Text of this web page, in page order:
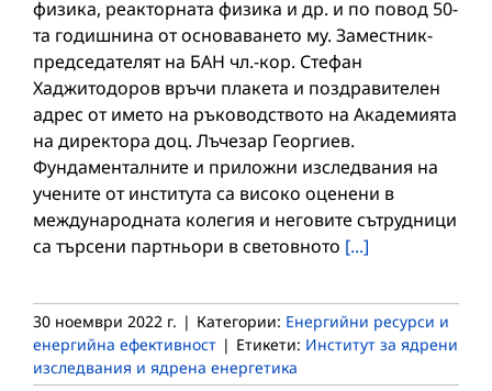
физика, реaкторната физика и др. и по повод 50-
та годишнина от основаването му. Заместник-
председателят на БАН чл.-кор. Стефан
Хаджитодоров връчи плакета и поздравителен
адрес от името на ръководството на Академията
на директора доц. Лъчезар Георгиев.
Фундаменталните и приложни изследвания на
учените от института са високо оценени в
международната колегия и неговите сътрудници
са търсени партньори в световното [...]
30 ноември 2022 г. | Категории: Енергийни ресурси и
енергийна ефективност | Етикети: Институт за ядрени
изследвания и ядрена енергетика